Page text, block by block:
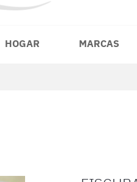
HOGAR MARCAS